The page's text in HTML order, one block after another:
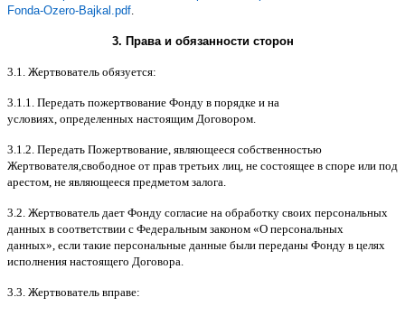
Fonda-Ozero-Bajkal.pdf.
3. Права и обязанности сторон
3.1. Жертвователь обязуется:
3.1.1. Передать пожертвование Фонду в порядке и на
условиях, определенных настоящим Договором.
3.1.2. Передать Пожертвование, являющееся собственностью
Жертвователя,свободное от прав третьих лиц, не состоящее в споре или под
арестом, не являющееся предметом залога.
3.2. Жертвователь дает Фонду согласие на обработку своих персональных
данных в соответствии с Федеральным законом «О персональных
данных», если такие персональные данные были переданы Фонду в целях
исполнения настоящего Договора.
3.3. Жертвователь вправе: